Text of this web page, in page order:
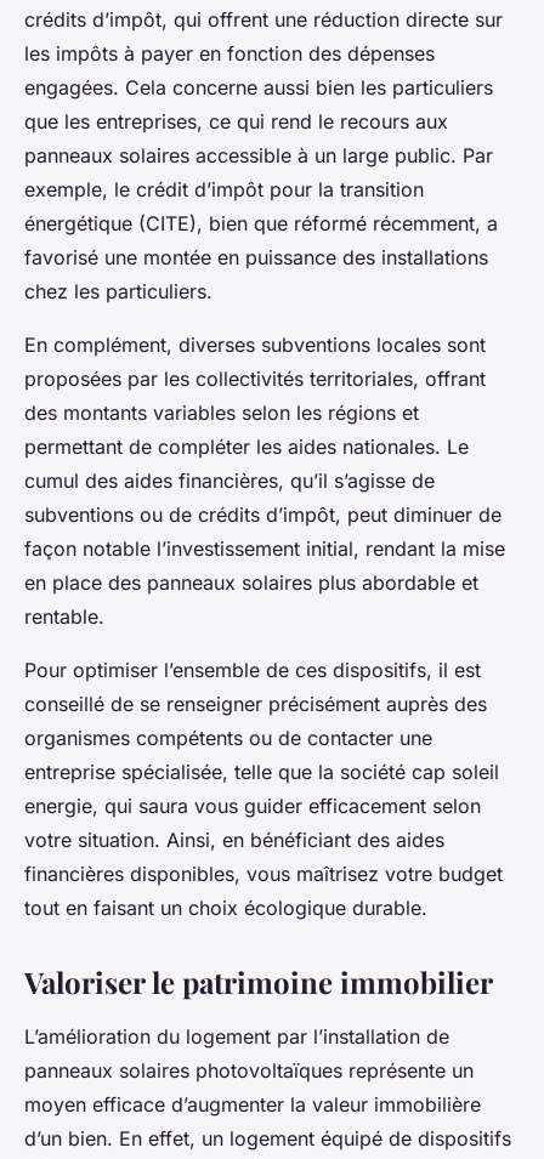
crédits d’impôt, qui offrent une réduction directe sur
les impôts à payer en fonction des dépenses
engagées. Cela concerne aussi bien les particuliers
que les entreprises, ce qui rend le recours aux
panneaux solaires accessible à un large public. Par
exemple, le crédit d’impôt pour la transition
énergétique (CITE), bien que réformé récemment, a
favorisé une montée en puissance des installations
chez les particuliers.
En complément, diverses subventions locales sont
proposées par les collectivités territoriales, offrant
des montants variables selon les régions et
permettant de compléter les aides nationales. Le
cumul des aides financières, qu’il s’agisse de
subventions ou de crédits d’impôt, peut diminuer de
façon notable l’investissement initial, rendant la mise
en place des panneaux solaires plus abordable et
rentable.
Pour optimiser l’ensemble de ces dispositifs, il est
conseillé de se renseigner précisément auprès des
organismes compétents ou de contacter une
entreprise spécialisée, telle que la société cap soleil
energie, qui saura vous guider efficacement selon
votre situation. Ainsi, en bénéficiant des aides
financières disponibles, vous maîtrisez votre budget
tout en faisant un choix écologique durable.
Valoriser le patrimoine immobilier
L’amélioration du logement par l’installation de
panneaux solaires photovoltaïques représente un
moyen efficace d’augmenter la valeur immobilière
d’un bien. En effet, un logement équipé de dispositifs